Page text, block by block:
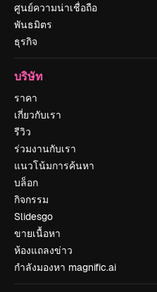
ศูนย์ความน่าเชื่อถือ
พันธมิตร
ธุรกิจ
บริษัท
ราคา
เกี่ยวกับเรา
รีวิว
ร่วมงานกับเรา
แนวโน้มการค้นหา
บล็อก
กิจกรรม
Slidesgo
ขายเนื้อหา
ห้องแถลงข่าว
กำลังมองหา magnific.ai